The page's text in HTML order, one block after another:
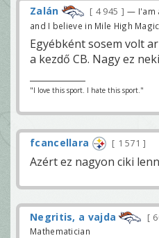
Zalán 4 945
— I'am
and I believe in Mile High
Egyébként sosem volt
a kezdő CB. Nagy ez
"I love this sport. I hate this sport."
fcancellara 1 571
Azért ez nagyon ciki
Negritis, a vajda
Mathematician